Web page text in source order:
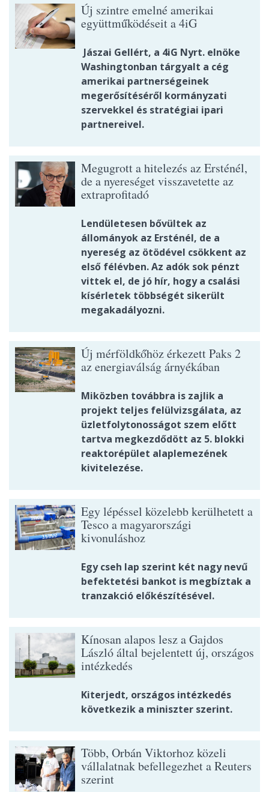
Új szintre emelné amerikai
együttműködéseit a 4iG
Jászai Gellért, a 4iG Nyrt. elnöke
Washingtonban tárgyalt a cég
amerikai partnerségeinek
megerősítéséről kormányzati
szervekkel és stratégiai ipari
partnereivel.
Megugrott a hitelezés az Ersténél,
de a nyereséget visszavetette az
extraprofitadó
Lendületesen bővültek az
állományok az Ersténél, de a
nyereség az ötödével csökkent az
első félévben. Az adók sok pénzt
vittek el, de jó hír, hogy a csalási
kísérletek többségét sikerült
megakadályozni.
Új mérföldkőhöz érkezett Paks 2
az energiaválság árnyékában
Miközben továbbra is zajlik a
projekt teljes felülvizsgálata, az
üzletfolytonosságot szem előtt
tartva megkezdődött az 5. blokki
reaktorépület alaplemezének
kivitelezése.
Egy lépéssel közelebb kerülhetett a
Tesco a magyarországi
kivonuláshoz
Egy cseh lap szerint két nagy nevű
befektetési bankot is megbíztak a
tranzakció előkészítésével.
Kínosan alapos lesz a Gajdos
László által bejelentett új, országos
intézkedés
Kiterjedt, országos intézkedés
következik a miniszter szerint.
Több, Orbán Viktorhoz közeli
vállalatnak befellegezhet a Reuters
szerint